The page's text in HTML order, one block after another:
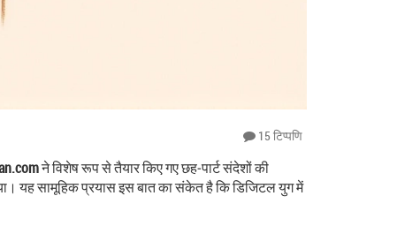
15 टिप्पणि
ने विशेष रूप से तैयार किए गए छह‑पार्ट संदेशों की
यह सामूहिक प्रयास इस बात का संकेत है कि डिजिटल युग में